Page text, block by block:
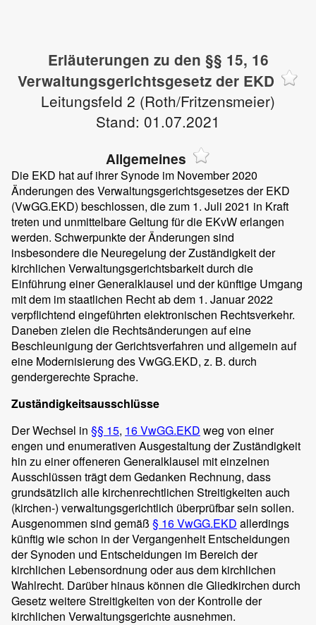
Erläuterungen zu den §§ 15, 16
Verwaltungsgerichtsgesetz der EKD
Leitungsfeld 2 (Roth/Fritzensmeier)
Stand: 01.07.2021
Allgemeines
Die EKD hat auf ihrer Synode im November 2020
Änderungen des Verwaltungsgerichtsgesetzes der EKD
(VwGG.EKD) beschlossen, die zum 1. Juli 2021 in Kraft
treten und unmittelbare Geltung für die EKvW erlangen
werden. Schwerpunkte der Änderungen sind
insbesondere die Neuregelung der Zuständigkeit der
kirchlichen Verwaltungsgerichtsbarkeit durch die
Einführung einer Generalklausel und der künftige Umgang
mit dem im staatlichen Recht ab dem 1. Januar 2022
verpflichtend eingeführten elektronischen Rechtsverkehr.
Daneben zielen die Rechtsänderungen auf eine
Beschleunigung der Gerichtsverfahren und allgemein auf
eine Modernisierung des VwGG.EKD, z. B. durch
gendergerechte Sprache.
Zuständigkeitsausschlüsse
Der Wechsel in §§ 15, 16 VwGG.EKD weg von einer
engen und enumerativen Ausgestaltung der Zuständigkeit
hin zu einer offeneren Generalklausel mit einzelnen
Ausschlüssen trägt dem Gedanken Rechnung, dass
grundsätzlich alle kirchenrechtlichen Streitigkeiten auch
(kirchen-) verwaltungsgerichtlich überprüfbar sein sollen.
Ausgenommen sind gemäß § 16 VwGG.EKD allerdings
künftig wie schon in der Vergangenheit Entscheidungen
der Synoden und Entscheidungen im Bereich der
kirchlichen Lebensordnung oder aus dem kirchlichen
Wahlrecht. Darüber hinaus können die Gliedkirchen durch
Gesetz weitere Streitigkeiten von der Kontrolle der
kirchlichen Verwaltungsgerichte ausnehmen.